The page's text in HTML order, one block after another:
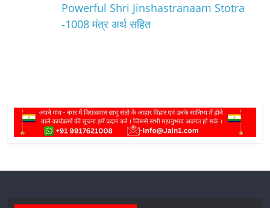
Powerful Shri Jinshastranaam Stotra
-1008 मंत्र अर्थ सहित